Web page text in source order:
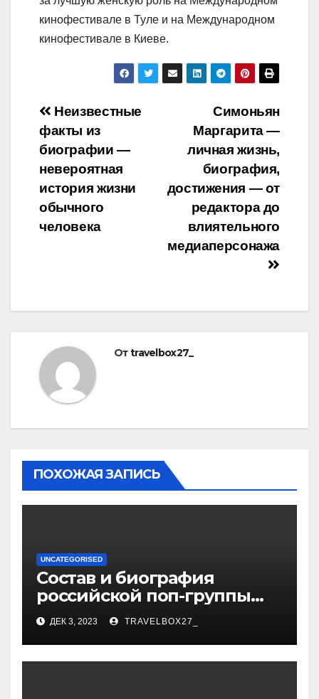
кинофестивале в Туле и на Международном
кинофестивале в Киеве.
Навигация
по
записям
Симоньян
Маргарита —
личная жизнь,
биография,
достижения — от
редактора до
влиятельного
медиаперсонажа
Неизвестные
факты из
биографии —
невероятная
история жизни
обычного
человека
Отtravelbox27_
ПОХОЖАЯ ЗАПИСЬ
UNCATEGORISED
Состав и биография
российской поп-группы
«Иванушки интернешнл»
— история успеха, музыка
и судьбы участников
ДЕК 3, 2023 TRAVELBOX27_